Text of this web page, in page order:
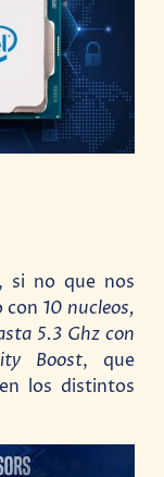
si no que nos
con 10 nucleos,
5.3 Ghz con
Boost, que
los distintos